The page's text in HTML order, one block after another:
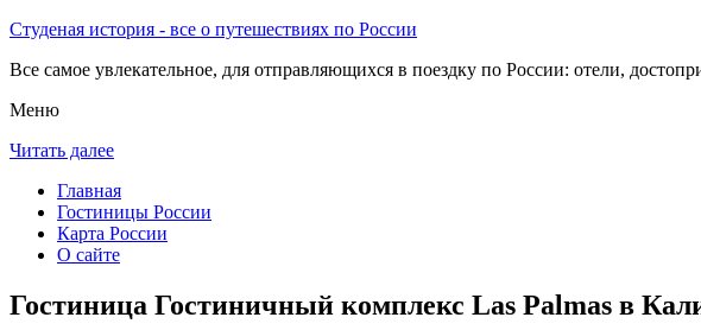
Студеная история - все о путешествиях по России
Все самое увлекательное, для отправляющихся в поездку по России: отели,
Меню
Читать далее
Главная
Гостиницы России
Карта России
О сайте
Гостиница Гостиничный комплекс Las Palmas в